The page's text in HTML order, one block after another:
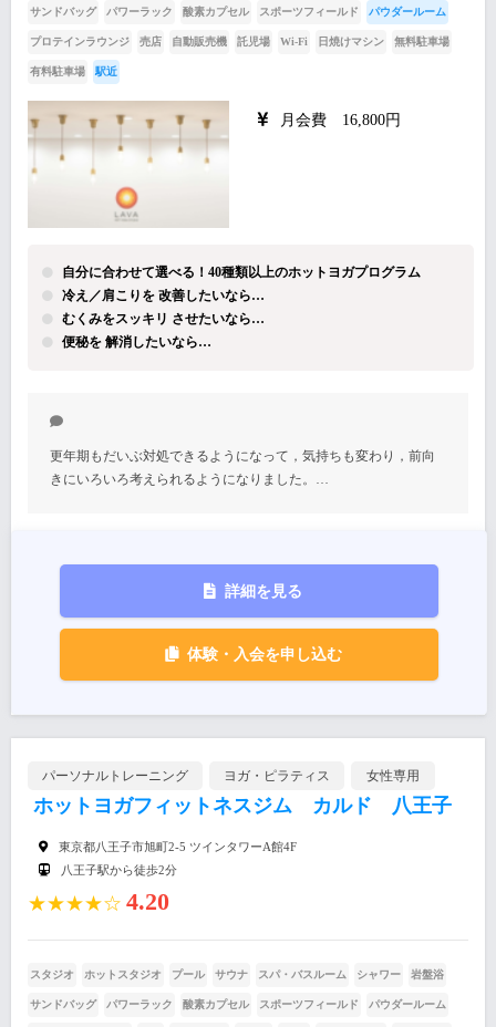
サンドバッグ パワーラック 酸素カプセル スポーツフィールド パウダールーム
プロテインラウンジ 売店 自動販売機 託児場 Wi-Fi 日焼けマシン 無料駐車場
有料駐車場 駅近
月会費 16,800円
自分に合わせて選べる！40種類以上のホットヨガプログラム
冷え／肩こりを 改善したいなら…
むくみをスッキリ させたいなら…
便秘を 解消したいなら…
更年期もだいぶ対処できるようになって，気持ちも変わり，前向
きにいろいろ考えられるようになりました。…
詳細を見る
体験・入会を申し込む
パーソナルトレーニング ヨガ・ピラティス 女性専用
ホットヨガフィットネスジム カルド 八王子
東京都八王子市旭町2-5 ツインタワーA館4F
八王子駅から徒歩2分
★★★★☆ 4.20
スタジオ ホットスタジオ プール サウナ スパ・バスルーム シャワー 岩盤浴
サンドバッグ パワーラック 酸素カプセル スポーツフィールド パウダールーム